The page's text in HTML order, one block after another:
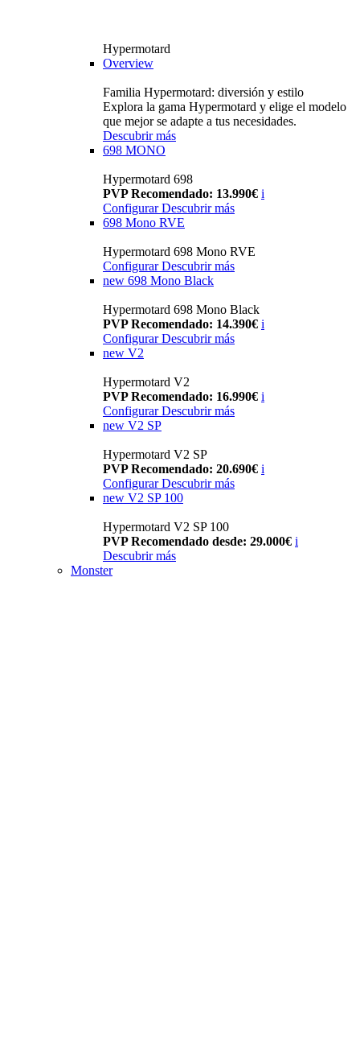
Hypermotard
Overview
Familia Hypermotard: diversión y estilo
Explora la gama Hypermotard y elige el modelo
que mejor se adapte a tus necesidades.
Descubrir más
698 MONO
Hypermotard 698
PVP Recomendado: 13.990€ i
ConfigurarDescubrir más
698 Mono RVE
Hypermotard 698 Mono RVE
Configurar Descubrir más
new 698 Mono Black
Hypermotard 698 Mono Black
PVP Recomendado: 14.390€ i
Configurar Descubrir más
new V2
Hypermotard V2
PVP Recomendado: 16.990€ i
Configurar Descubrir más
new V2 SP
Hypermotard V2 SP
PVP Recomendado: 20.690€ i
Configurar Descubrir más
new V2 SP 100
Hypermotard V2 SP 100
PVP Recomendado desde: 29.000€ i
Descubrir más
Monster